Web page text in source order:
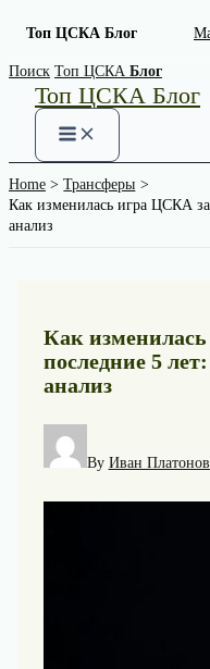
Топ ЦСКА Блог
Skip
content
Поиск Топ ЦСКА Блог
Топ ЦСКА Блог
Home
Трансферы
Как изменилась игра ЦСКА
анализ
Как
последние 5
анализ
By Иван Платонов